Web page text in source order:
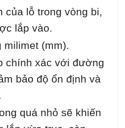
của lỗ trong vòng bi,
lắp vào.
(mm).
chính xác với đường
bảo độ ổn định và
quá nhỏ sẽ khiến